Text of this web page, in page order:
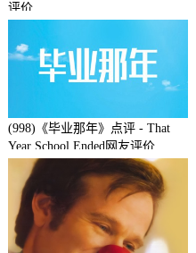
评价
(998)《毕业那年》点评 - That
Year School Ended网友评价